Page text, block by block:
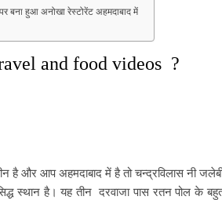
बना हुआ अनोखा रेस्टोरेंट अहमदाबाद में
and food videos ?
है और आप अहमदाबाद में है तो चन्द्रविलास नी
स्थान है। यह तीन दरवाजा पास रतन पोल के